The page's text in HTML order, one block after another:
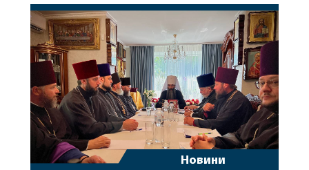
Новини